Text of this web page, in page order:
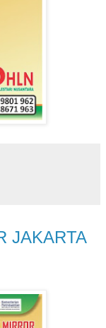
JAKARTA